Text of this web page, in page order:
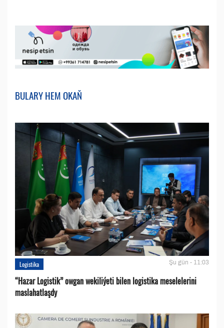
BULARY HEM OKAŇ
Logistika Şu gün - 11:03
“Hazar Logistik” owgan wekiliýeti bilen logistika meselelerini
maslahatlaşdy